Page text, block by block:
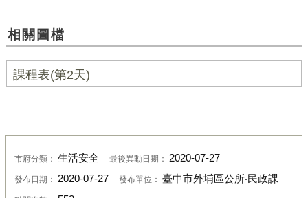
相關圖檔
課程表(第2天)
市府分類： 生活安全 最後異動日期： 2020-07-27
發布日期： 2020-07-27 發布單位： 臺中市外埔區公所‧民政課